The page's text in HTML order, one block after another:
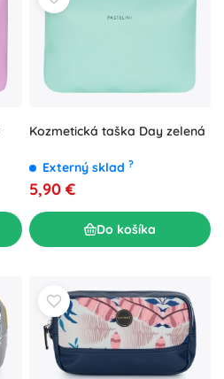
Kozmetická taška Day zelená
Externý sklad ?
5,90 €
Do košíka